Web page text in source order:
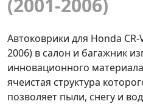
(2001-2006)
Автоковрики для Honda CR-
2006) в салон и багажник
инновационного материала
ячеистая структура
позволяет пыли, снегу и